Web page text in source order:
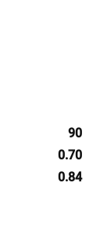
90
0.70
0.84